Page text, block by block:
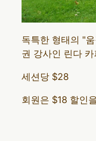
독특한 형태의 "
권 강사인 린다
세션당 $28
회원은 $18 할인